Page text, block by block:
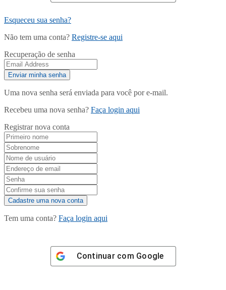
Esqueceu sua senha?
Não tem uma conta? Registre-se aqui
Recuperação de senha
Uma nova senha será enviada para você por e-mail.
Recebeu uma nova senha? Faça login aqui
Registrar nova conta
Tem uma conta? Faça login aqui
Continuar com Google